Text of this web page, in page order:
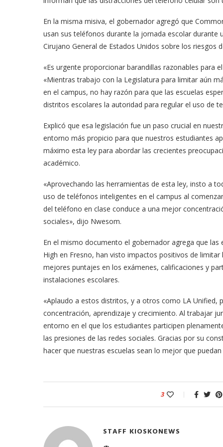
En la misma misiva, el gobernador agregó que
usan sus teléfonos durante la jornada escolar durante
Cirujano General de Estados Unidos sobre los riesgos
«Es urgente proporcionar barandillas razonables para
«Mientras trabajo con la Legislatura para limitar aún
en el campus, no hay razón para que las escuelas
distritos escolares la autoridad para regular el uso de
Explicó que esa legislación fue un paso crucial en
entorno más propicio para que nuestros estudiantes
máximo esta ley para abordar las crecientes
académico.
«Aprovechando las herramientas de esta ley, insto a
uso de teléfonos inteligentes en el campus al
del teléfono en clase conduce a una mejor
sociales», dijo Nwesom.
En el mismo documento el gobernador agrega que
High en Fresno, han visto impactos positivos de
mejores puntajes en los exámenes, calificaciones y
instalaciones escolares.
«Aplaudo a estos distritos, y a otros como LA Unified,
concentración, aprendizaje y crecimiento. Al trabajar
entorno en el que los estudiantes participen
las presiones de las redes sociales. Gracias por su
hacer que nuestras escuelas sean lo mejor que puedan
3
STAFF KIOSKONEWS
alfombra roja...
02/09/2025